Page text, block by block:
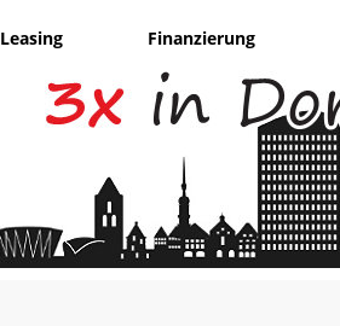
Leasing Finanzierung